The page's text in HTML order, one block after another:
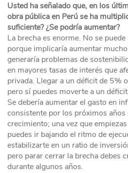
Usted ha señalado que, en los
obra pública en Perú se ha
suficiente? ¿Se podría aumentar?
La brecha es enorme. No se
porque implicaría aumentar
generaría problemas de
en mayores tasas de interés que
privada. Llegar a un déficit de 5%
pero sí puedes moverte a un
Se debería aumentar el gasto en
consistente por los próximos
crecimiento; una vez que
puedes ir bajando el ritmo de
estabilizarte en un ratio de
pero parar cerrar la brecha debes
durante algunos años.